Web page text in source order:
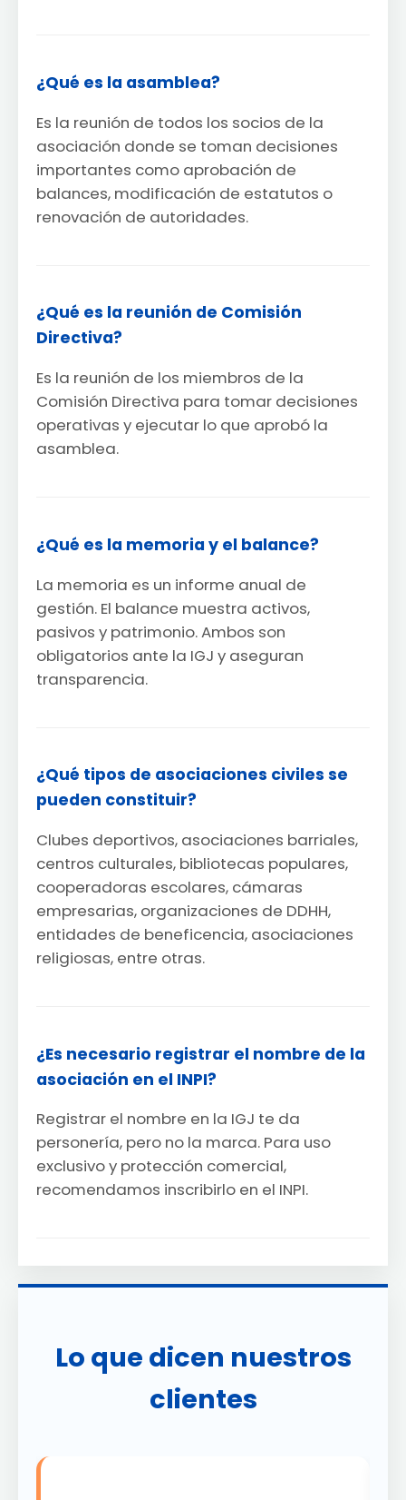
¿Qué es la asamblea?
Es la reunión de todos los socios de la
asociación donde se toman decisiones
importantes como aprobación de
balances, modificación de estatutos o
renovación de autoridades.
¿Qué es la reunión de Comisión
Directiva?
Es la reunión de los miembros de la
Comisión Directiva para tomar decisiones
operativas y ejecutar lo que aprobó la
asamblea.
¿Qué es la memoria y el balance?
La memoria es un informe anual de
gestión. El balance muestra activos,
pasivos y patrimonio. Ambos son
obligatorios ante la IGJ y aseguran
transparencia.
¿Qué tipos de asociaciones civiles se
pueden constituir?
Clubes deportivos, asociaciones barriales,
centros culturales, bibliotecas populares,
cooperadoras escolares, cámaras
empresarias, organizaciones de DDHH,
entidades de beneficencia, asociaciones
religiosas, entre otras.
¿Es necesario registrar el nombre de la
asociación en el INPI?
Registrar el nombre en la IGJ te da
personería, pero no la marca. Para uso
exclusivo y protección comercial,
recomendamos inscribirlo en el INPI.
Lo que dicen nuestros
clientes